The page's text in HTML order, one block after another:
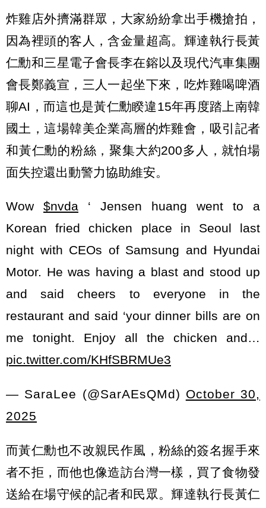
炸雞店外擠滿群眾，大家紛紛拿出手機搶拍，
因為裡頭的客人，含金量超高。輝達執行長黃
仁勳和三星電子會長李在鎔以及現代汽車集團
會長鄭義宣，三人一起坐下來，吃炸雞喝啤酒
聊AI，而這也是黃仁勳睽違15年再度踏上南韓
國土，這場韓美企業高層的炸雞會，吸引記者
和黃仁勳的粉絲，聚集大約200多人，就怕場
面失控還出動警力協助維安。
Wow $nvda ‘ Jensen huang went to a
Korean fried chicken place in Seoul last
night with CEOs of Samsung and Hyundai
Motor. He was having a blast and stood up
and said cheers to everyone in the
restaurant and said ‘your dinner bills are on
me tonight. Enjoy all the chicken and…
pic.twitter.com/KHfSBRMUe3
— SaraLee (@SarAEsQMd) October 30,
2025
而黃仁勳也不改親民作風，粉絲的簽名握手來
者不拒，而他也像造訪台灣一樣，買了食物發
送給在場守候的記者和民眾。輝達執行長黃仁